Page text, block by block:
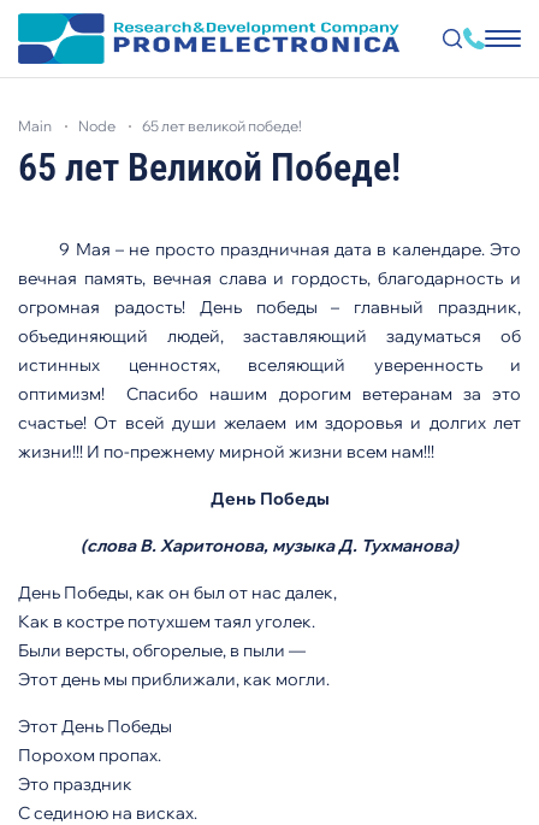
main
main node 65 лет великой победе!
65 лет Великой Победе!
9 Мая – не просто праздничная дата в календаре. Это
вечная память, вечная слава и гордость, благодарность и
огромная радость! День победы – главный праздник,
объединяющий людей, заставляющий задуматься об
истинных ценностях, вселяющий уверенность и
оптимизм! Спасибо нашим дорогим ветеранам за это
счастье! От всей души желаем им здоровья и долгих лет
жизни!!! И по-прежнему мирной жизни всем нам!!!
День Победы
(слова В. Харитонова, музыка Д. Тухманова)
День Победы, как он был от нас далек,
Как в костре потухшем таял уголек.
Были версты, обгорелые, в пыли —
Этот день мы приближали, как могли.
Этот День Победы
Порохом пропах.
Это праздник
С сединою на висках.